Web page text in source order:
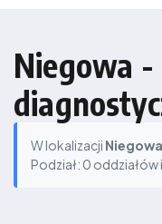
Niegowa -
W lokalizacji Niegowa
Podział: 0 oddziałów